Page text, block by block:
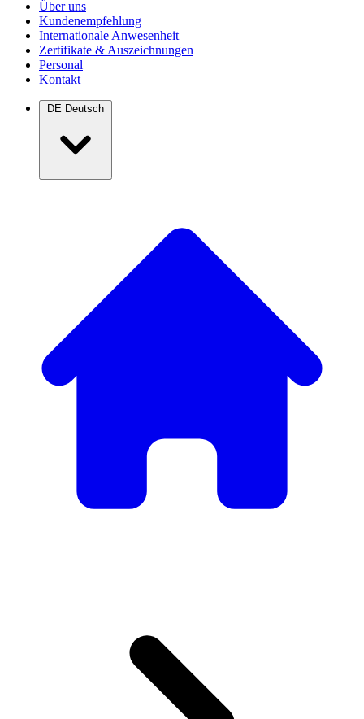
Über uns
Kundenempfehlung
Internationale Anwesenheit
Zertifikate & Auszeichnungen
Personal
Kontakt
DE Deutsch